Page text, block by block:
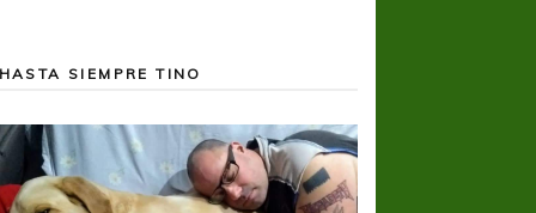
HASTA SIEMPRE TINO